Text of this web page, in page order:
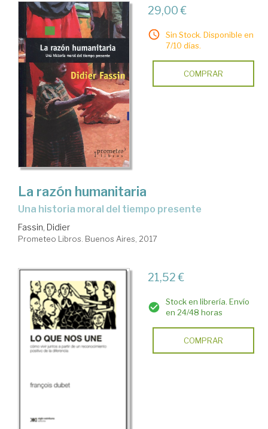
29,00 €
Sin Stock. Disponible en
7/10 días.
COMPRAR
La razón humanitaria
una historia moral del tiempo presente
Fassin, Didier
Prometeo Libros. Buenos Aires, 2017
21,52 €
Stock en librería. Envío
en 24/48 horas
COMPRAR